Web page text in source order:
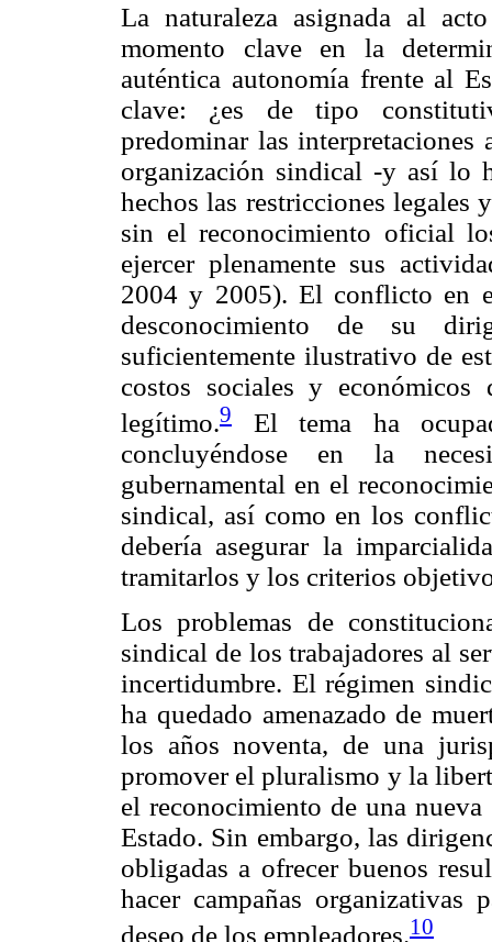
La naturaleza asignada al
momento clave en la
auténtica autonomía frente al
clave: ¿es de tipo
predominar las
organización sindical -y así lo
hechos las restricciones legales
sin el reconocimiento oficial
ejercer plenamente sus
2004 y 2005). El conflicto en
desconocimiento de su
suficientemente ilustrativo de
costos sociales y
legítimo.9
El tema ha
concluyéndose en la
gubernamental en el
sindical, así como en los
debería asegurar la
tramitarlos y los criterios
Los problemas de
sindical de los trabajadores al
incertidumbre. El régimen
ha quedado amenazado de
los años noventa, de una
promover el pluralismo y la
el reconocimiento de una
Estado. Sin embargo, las
obligadas a ofrecer buenos
hacer campañas
deseo de los empleadores.10